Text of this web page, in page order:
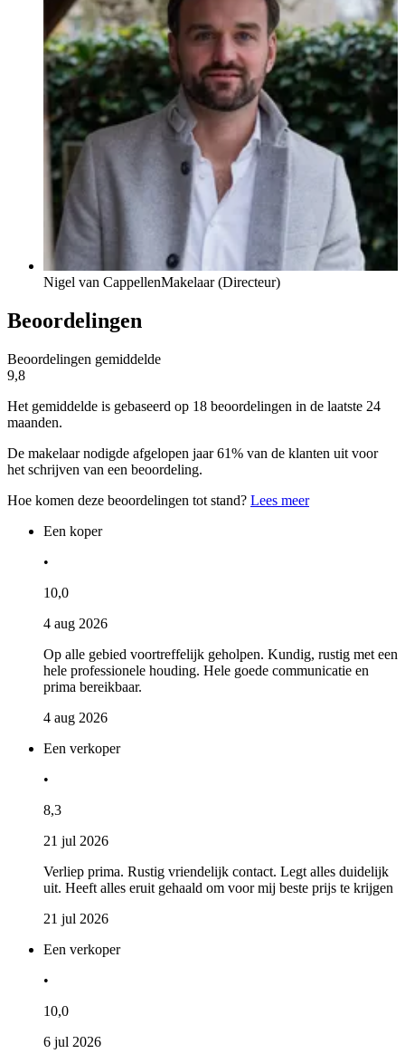
Nigel van CappellenMakelaar (Directeur)
Beoordelingen
Beoordelingen gemiddelde
9,8
Het gemiddelde is gebaseerd op 18 beoordelingen in de laatste 24
maanden.
De makelaar nodigde afgelopen jaar 61% van de klanten uit voor
het schrijven van een beoordeling.
Hoe komen deze beoordelingen tot stand? Lees meer
Een koper
•
10,0
4 aug 2026
Op alle gebied voortreffelijk geholpen. Kundig, rustig met een
hele professionele houding. Hele goede communicatie en
prima bereikbaar.
4 aug 2026
Een verkoper
•
8,3
21 jul 2026
Verliep prima. Rustig vriendelijk contact. Legt alles duidelijk
uit. Heeft alles eruit gehaald om voor mij beste prijs te krijgen
21 jul 2026
Een verkoper
•
10,0
6 jul 2026